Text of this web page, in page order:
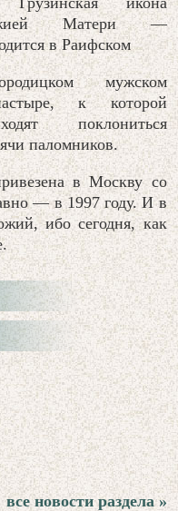
Матери —
в Раифском
мужском
к которой
поклониться
паломников.
в Москву со
— в 1997 году. И в
ибо сегодня, как
все новости раздела »